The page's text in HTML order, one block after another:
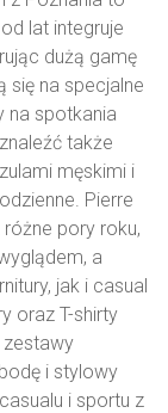
lat integruje
dużą gamę
się na specjalne
na spotkania
także
męskimi i
Pierre
pory roku,
a
jak i casual
oraz T-shirty
i stylowy
i sportu z